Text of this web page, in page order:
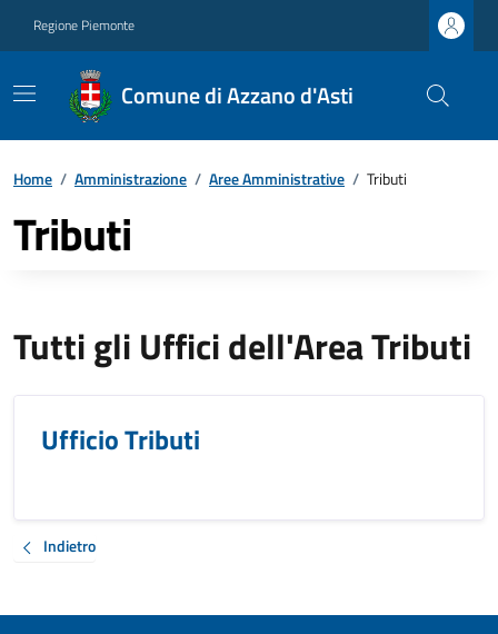
Regione Piemonte
Comune di Azzano d'Asti
Home / Amministrazione / Aree Amministrative / Tributi
Tributi
Tutti gli Uffici dell'Area Tributi
Ufficio Tributi
Indietro